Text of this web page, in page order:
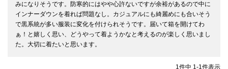
みになりそうです。防寒的にはやや心許ないですが余裕があるので中に
インナーダウンを着れば問題なし。カジュアルにも綺麗めにも合いそう
で黒系統が多い服装に変化を付けられそうです。届いて箱を開けてわ
ぁ！と嬉しく思い、どうやって着ようかなと考えるのが楽しく思いまし
1件中 1-1件表示